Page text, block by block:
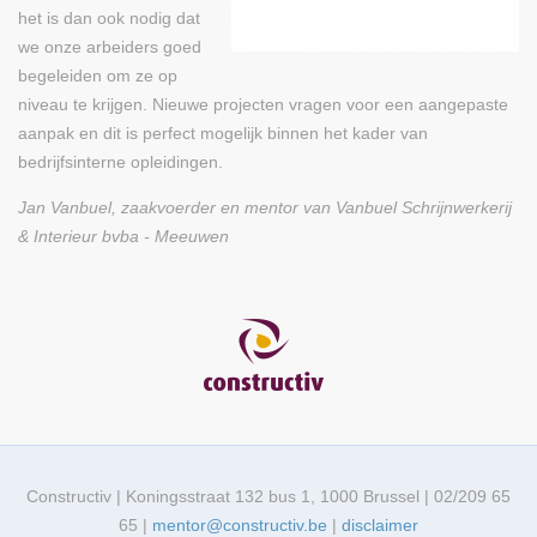
het is dan ook nodig dat
we onze arbeiders goed
begeleiden om ze op
niveau te krijgen. Nieuwe projecten vragen voor een aangepaste
aanpak en dit is perfect mogelijk binnen het kader van
bedrijfsinterne opleidingen.
Jan Vanbuel, zaakvoerder en mentor van Vanbuel Schrijnwerkerij
& Interieur bvba - Meeuwen
Constructiv | Koningsstraat 132 bus 1, 1000 Brussel | 02/209 65
65 | mentor@constructiv.be | disclaimer